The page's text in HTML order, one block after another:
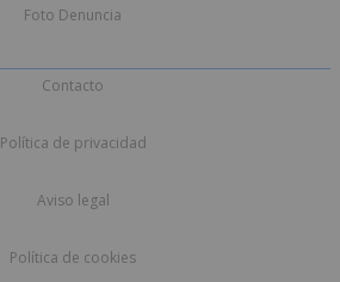
Foto Denuncia
Contacto
Política de privacidad
Aviso legal
Política de cookies